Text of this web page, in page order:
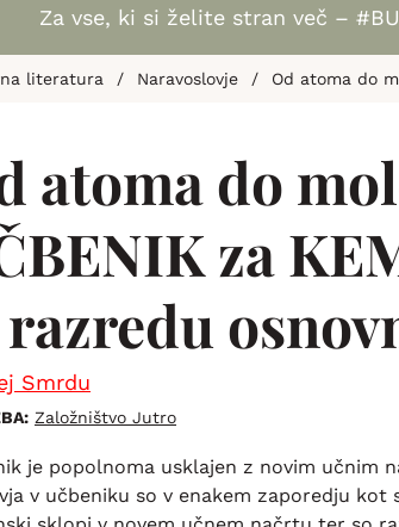
Za vse, ki si želite stran več –
literatura / Naravoslovje / Od atoma do
atoma do
za
Smrdu
Založništvo Jutro
je popolnoma usklajen z novim učnim
v učbeniku so v enakem zaporedju kot